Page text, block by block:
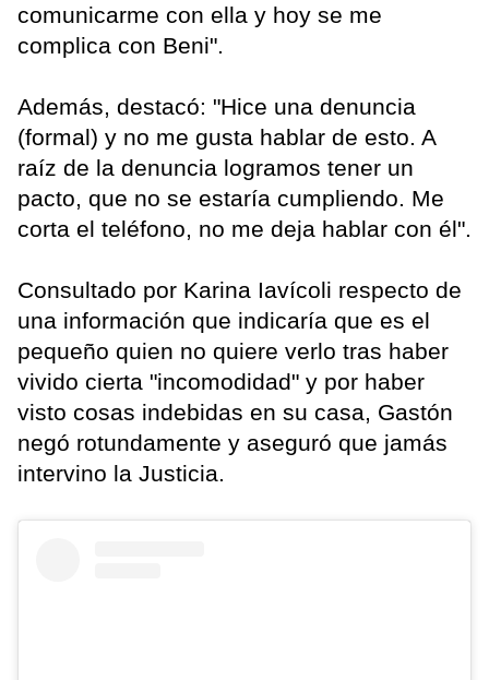
comunicarme con ella y hoy se me
complica con Beni".
Además, destacó: "Hice una denuncia
(formal) y no me gusta hablar de esto. A
raíz de la denuncia logramos tener un
pacto, que no se estaría cumpliendo. Me
corta el teléfono, no me deja hablar con él".
Consultado por Karina Iavícoli respecto de
una información que indicaría que es el
pequeño quien no quiere verlo tras haber
vivido cierta "incomodidad" y por haber
visto cosas indebidas en su casa, Gastón
negó rotundamente y aseguró que jamás
intervino la Justicia.